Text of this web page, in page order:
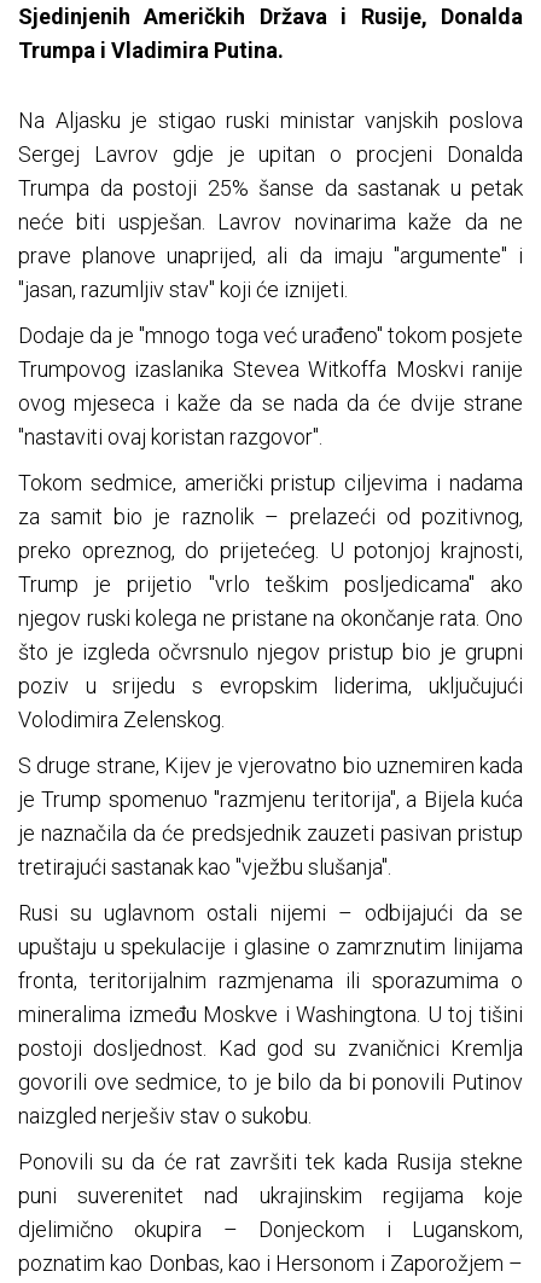
Sjedinjenih Američkih Država i Rusije, Donalda
Trumpa i Vladimira Putina.
Na Aljasku je stigao ruski ministar vanjskih poslova
Sergej Lavrov gdje je upitan o procjeni Donalda
Trumpa da postoji 25% šanse da sastanak u petak
neće biti uspješan. Lavrov novinarima kaže da ne
prave planove unaprijed, ali da imaju "argumente" i
"jasan, razumljiv stav" koji će iznijeti.
Dodaje da je "mnogo toga već urađeno" tokom posjete
Trumpovog izaslanika Stevea Witkoffa Moskvi ranije
ovog mjeseca i kaže da se nada da će dvije strane
"nastaviti ovaj koristan razgovor".
Tokom sedmice, američki pristup ciljevima i nadama
za samit bio je raznolik – prelazeći od pozitivnog,
preko opreznog, do prijetećeg. U potonjoj krajnosti,
Trump je prijetio "vrlo teškim posljedicama" ako
njegov ruski kolega ne pristane na okončanje rata. Ono
što je izgleda očvrsnulo njegov pristup bio je grupni
poziv u srijedu s evropskim liderima, uključujući
Volodimira Zelenskog.
S druge strane, Kijev je vjerovatno bio uznemiren kada
je Trump spomenuo "razmjenu teritorija", a Bijela kuća
je naznačila da će predsjednik zauzeti pasivan pristup
tretirajući sastanak kao "vježbu slušanja".
Rusi su uglavnom ostali nijemi – odbijajući da se
upuštaju u spekulacije i glasine o zamrznutim linijama
fronta, teritorijalnim razmjenama ili sporazumima o
mineralima između Moskve i Washingtona. U toj tišini
postoji dosljednost. Kad god su zvaničnici Kremlja
govorili ove sedmice, to je bilo da bi ponovili Putinov
naizgled nerješiv stav o sukobu.
Ponovili su da će rat završiti tek kada Rusija stekne
puni suverenitet nad ukrajinskim regijama koje
djelimično okupira – Donjeckom i Luganskom,
poznatim kao Donbas, kao i Hersonom i Zaporožjem –